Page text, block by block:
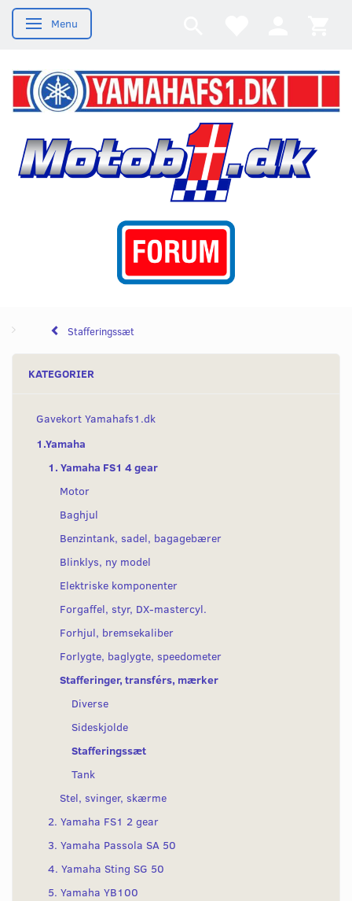
Skifte navigation
Menu
Stafferingssæt
KATEGORIER
Gavekort Yamahafs1.dk
1.Yamaha
1. Yamaha FS1 4 gear
Motor
Baghjul
Benzintank, sadel, bagagebærer
Blinklys, ny model
Elektriske komponenter
Forgaffel, styr, DX-mastercyl.
Forhjul, bremsekaliber
Forlygte, baglygte, speedometer
Stafferinger, transférs, mærker
Diverse
Sideskjolde
Stafferingssæt
Tank
Stel, svinger, skærme
2. Yamaha FS1 2 gear
3. Yamaha Passola SA 50
4. Yamaha Sting SG 50
5. Yamaha YB100